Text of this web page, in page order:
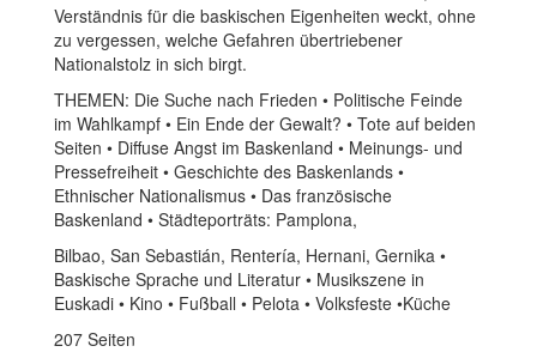
Verständnis für die baskischen Eigenheiten weckt, ohne
zu vergessen, welche Gefahren übertriebener
Nationalstolz in sich birgt.
THEMEN: Die Suche nach Frieden • Politische Feinde
im Wahlkampf • Ein Ende der Gewalt? • Tote auf beiden
Seiten • Diffuse Angst im Baskenland • Meinungs- und
Pressefreiheit • Geschichte des Baskenlands •
Ethnischer Nationalismus • Das französische
Baskenland • Städteporträts: Pamplona,
Bilbao, San Sebastián, Rentería, Hernani, Gernika •
Baskische Sprache und Literatur • Musikszene in
Euskadi • Kino • Fußball • Pelota • Volksfeste •Küche
207 Seiten